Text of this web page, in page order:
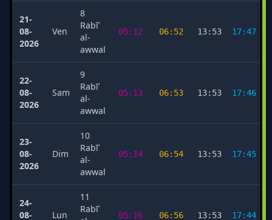
21-
08-
2026
Ven
8
Rabīʿ
al-
awwal
05:12 06:52 13:53 17:47
22-
08-
2026
Sam
9
Rabīʿ
al-
awwal
05:13 06:53 13:53 17:46
23-
08-
2026
Dim
10
Rabīʿ
al-
awwal
05:14 06:54 13:53 17:45
24-
08-
Lun
11
Rabīʿ
05:16 06:56 13:53 17:44